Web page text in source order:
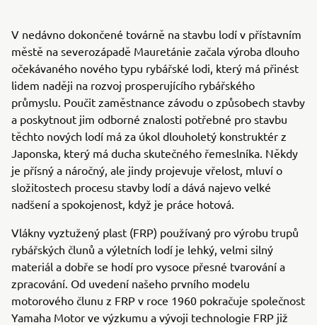
V nedávno dokončené továrně na stavbu lodí v přístavním
městě na severozápadě Mauretánie začala výroba dlouho
očekávaného nového typu rybářské lodi, který má přinést
lidem naději na rozvoj prosperujícího rybářského
průmyslu. Poučit zaměstnance závodu o způsobech stavby
a poskytnout jim odborné znalosti potřebné pro stavbu
těchto nových lodí má za úkol dlouholetý konstruktér z
Japonska, který má ducha skutečného řemeslníka. Někdy
je přísný a náročný, ale jindy projevuje vřelost, mluví o
složitostech procesu stavby lodí a dává najevo velké
nadšení a spokojenost, když je práce hotová.
Vlákny vyztužený plast (FRP) používaný pro výrobu trupů
rybářských člunů a výletních lodí je lehký, velmi silný
materiál a dobře se hodí pro vysoce přesné tvarování a
zpracování. Od uvedení našeho prvního modelu
motorového člunu z FRP v roce 1960 pokračuje společnost
Yamaha Motor ve výzkumu a vývoji technologie FRP již